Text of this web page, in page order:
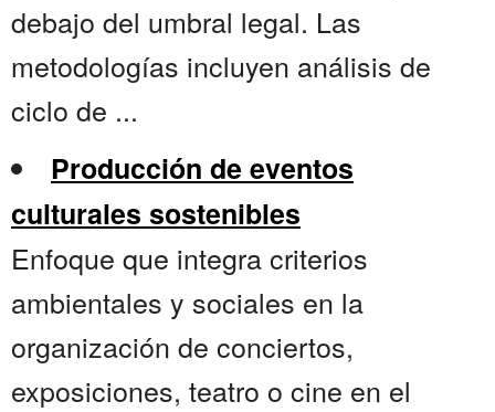
debajo del umbral legal. Las
metodologías incluyen análisis de
ciclo de ...
Producción de eventos
culturales sostenibles
Enfoque que integra criterios
ambientales y sociales en la
organización de conciertos,
exposiciones, teatro o cine en el